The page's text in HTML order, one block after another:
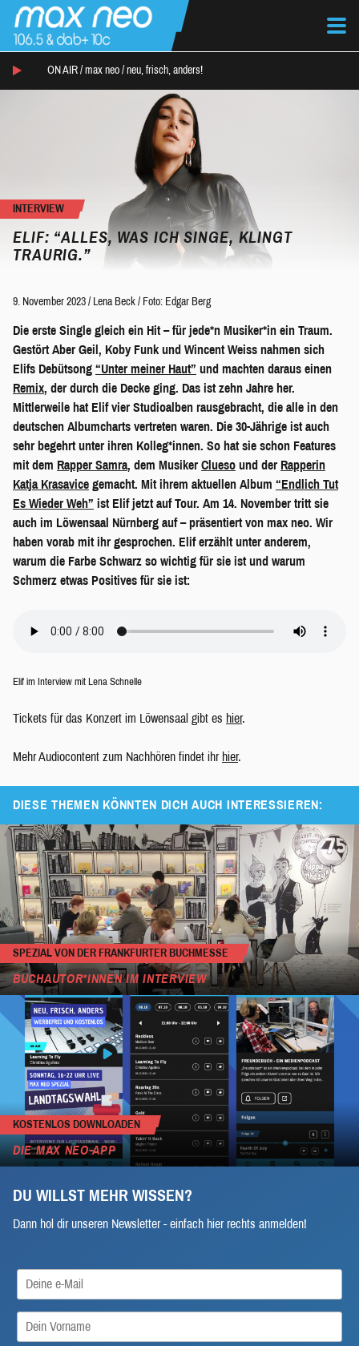
ON AIR / max neo / neu, frisch, anders!
INTERVIEW
ELIF: “ALLES, WAS ICH SINGE, KLINGT
TRAURIG.”
9. November 2023 / Lena Beck / Foto: Edgar Berg
Die erste Single gleich ein Hit – für jede*n Musiker*in ein Traum.
Gestört Aber Geil, Koby Funk und Wincent Weiss nahmen sich
Elifs Debütsong “Unter meiner Haut” und machten daraus einen
Remix, der durch die Decke ging. Das ist zehn Jahre her.
Mittlerweile hat Elif vier Studioalben rausgebracht, die alle in den
deutschen Albumcharts vertreten waren. Die 30-Jährige ist auch
sehr begehrt unter ihren Kolleg*innen. So hat sie schon Features
mit dem Rapper Samra, dem Musiker Clueso und der Rapperin
Katja Krasavice gemacht. Mit ihrem aktuellen Album “Endlich Tut
Es Wieder Weh” ist Elif jetzt auf Tour. Am 14. November tritt sie
auch im Löwensaal Nürnberg auf – präsentiert von max neo. Wir
haben vorab mit ihr gesprochen. Elif erzählt unter anderem,
warum die Farbe Schwarz so wichtig für sie ist und warum
Schmerz etwas Positives für sie ist:
Elif im Interview mit Lena Schnelle
Tickets für das Konzert im Löwensaal gibt es hier.
Mehr Audiocontent zum Nachhören findet ihr hier.
DIESE THEMEN KÖNNTEN DICH AUCH INTERESSIEREN:
SPEZIAL VON DER FRANKFURTER BUCHMESSE
BUCHAUTOR*INNEN IM INTERVIEW
KOSTENLOS DOWNLOADEN
DIE MAX NEO-APP
DU WILLST MEHR WISSEN?
Dann hol dir unseren Newsletter - einfach hier rechts anmelden!